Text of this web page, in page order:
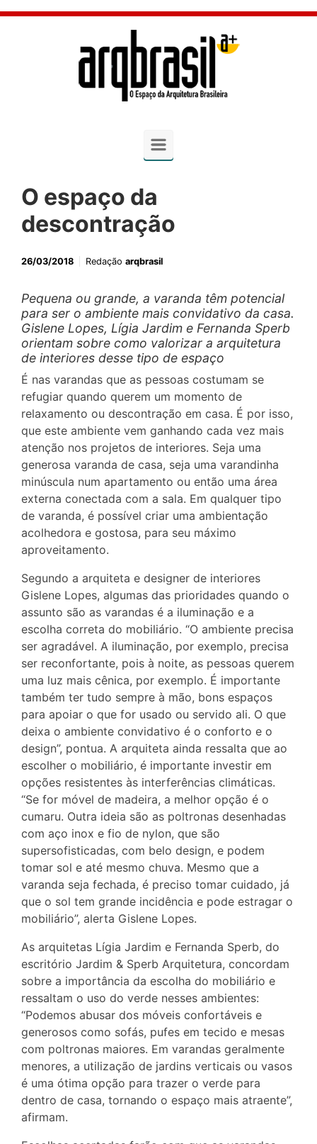
Skip to main content
O espaço da
descontração
26/03/2018 Redação arqbrasil
Pequena ou grande, a varanda têm potencial
para ser o ambiente mais convidativo da casa.
Gislene Lopes, Lígia Jardim e Fernanda Sperb
orientam sobre como valorizar a arquitetura
de interiores desse tipo de espaço
É nas varandas que as pessoas costumam se
refugiar quando querem um momento de
relaxamento ou descontração em casa. É por isso,
que este ambiente vem ganhando cada vez mais
atenção nos projetos de interiores. Seja uma
generosa varanda de casa, seja uma varandinha
minúscula num apartamento ou então uma área
externa conectada com a sala. Em qualquer tipo
de varanda, é possível criar uma ambientação
acolhedora e gostosa, para seu máximo
aproveitamento.
Segundo a arquiteta e designer de interiores
Gislene Lopes, algumas das prioridades quando o
assunto são as varandas é a iluminação e a
escolha correta do mobiliário. “O ambiente precisa
ser agradável. A iluminação, por exemplo, precisa
ser reconfortante, pois à noite, as pessoas querem
uma luz mais cênica, por exemplo. É importante
também ter tudo sempre à mão, bons espaços
para apoiar o que for usado ou servido ali. O que
deixa o ambiente convidativo é o conforto e o
design”, pontua. A arquiteta ainda ressalta que ao
escolher o mobiliário, é importante investir em
opções resistentes às interferências climáticas.
“Se for móvel de madeira, a melhor opção é o
cumaru. Outra ideia são as poltronas desenhadas
com aço inox e fio de nylon, que são
supersofisticadas, com belo design, e podem
tomar sol e até mesmo chuva. Mesmo que a
varanda seja fechada, é preciso tomar cuidado, já
que o sol tem grande incidência e pode estragar o
mobiliário”, alerta Gislene Lopes.
As arquitetas Lígia Jardim e Fernanda Sperb, do
escritório Jardim & Sperb Arquitetura, concordam
sobre a importância da escolha do mobiliário e
ressaltam o uso do verde nesses ambientes:
“Podemos abusar dos móveis confortáveis e
generosos como sofás, pufes em tecido e mesas
com poltronas maiores. Em varandas geralmente
menores, a utilização de jardins verticais ou vasos
é uma ótima opção para trazer o verde para
dentro de casa, tornando o espaço mais atraente”,
afirmam.